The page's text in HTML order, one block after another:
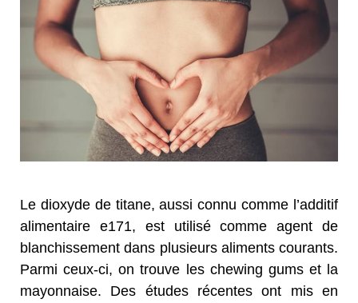
Le dioxyde de titane, aussi connu comme l’additif
alimentaire e171, est utilisé comme agent de
blanchissement dans plusieurs aliments courants.
Parmi ceux-ci, on trouve les chewing gums et la
mayonnaise. Des études récentes ont mis en